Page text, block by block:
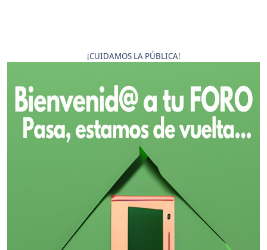
¡CUIDAMOS LA PÚBLICA!